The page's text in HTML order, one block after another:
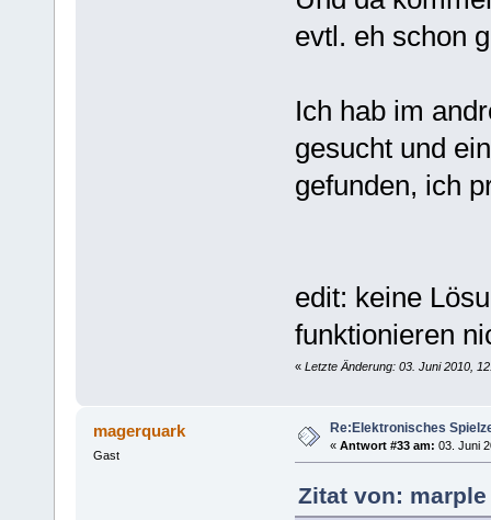
evtl. eh schon
Ich hab im
gesucht und
gefunden, ich
edit: keine
funktionieren
« Letzte Änderung: 03. Juni 2010,
magerquark
Gast
Re:Elektronisches
« Antwort #33 am: 03. Juni
Zitat von: marple